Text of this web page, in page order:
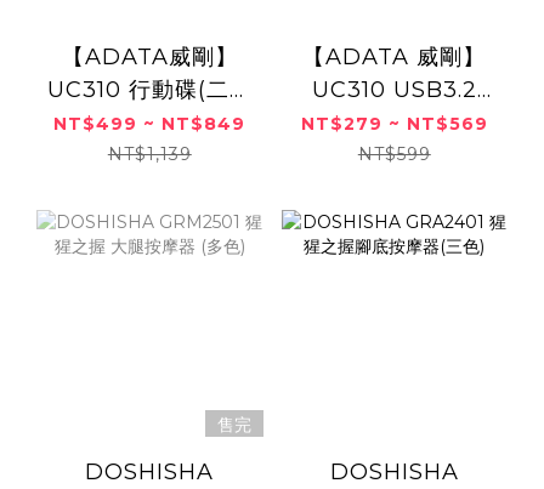
【ADATA威剛】
UC310 行動碟(二入
組)
NT$499 ~ NT$849
NT$1,139
【ADATA 威剛】
UC310 USB3.2
Gen1 64G 旋轉隨
身碟
NT$279 ~ NT$569
NT$599
售完
DOSHISHA
DOSHISHA